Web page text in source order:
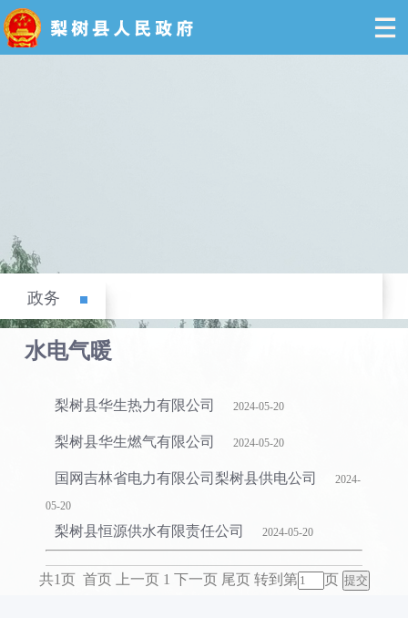
政务
政务>归档专题>梨树县公共企事业单位信息公开
水电气暖
梨树县华生热力有限公司 2024-05-20
梨树县华生燃气有限公司 2024-05-20
国网吉林省电力有限公司梨树县供电公司 2024-
05-20
梨树县恒源供水有限责任公司 2024-05-20
共1页 首页 上一页 1 下一页 尾页 转到第 页